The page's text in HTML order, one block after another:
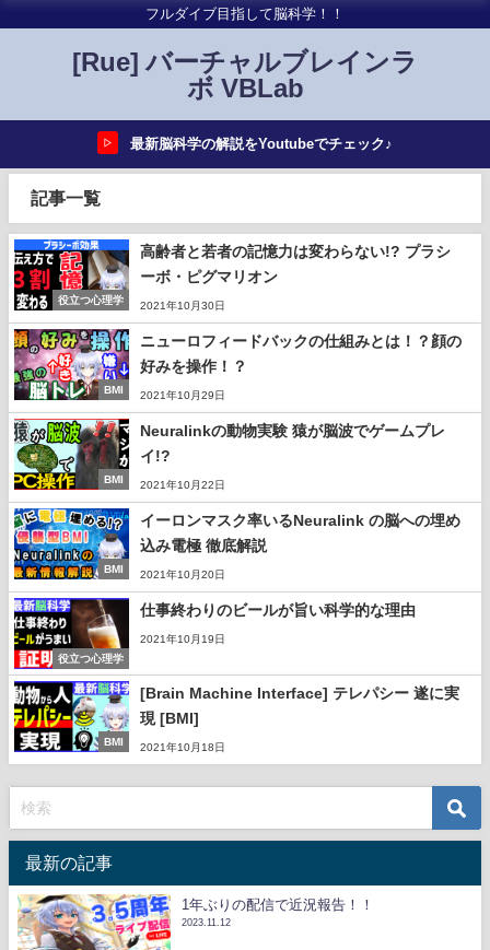
フルダイブ目指して脳科学！！
[Rue] バーチャルブレインラ
ボ VBLab
▷ 最新脳科学の解説をYoutubeでチェック♪
記事一覧
役立つ心理学
高齢者と若者の記憶力は変わらない!? プラシ
ーボ・ピグマリオン
2021年10月30日
BMI
ニューロフィードバックの仕組みとは！？顔の
好みを操作！？
2021年10月29日
BMI
Neuralinkの動物実験 猿が脳波でゲームプレ
イ!?
2021年10月22日
BMI
イーロンマスク率いるNeuralink の脳への埋め
込み電極 徹底解説
2021年10月20日
役立つ心理学
仕事終わりのビールが旨い科学的な理由
2021年10月19日
BMI
[Brain Machine Interface] テレパシー 遂に実
現 [BMI]
2021年10月18日
最新の記事
1年ぶりの配信で近況報告！！
2023.11.12